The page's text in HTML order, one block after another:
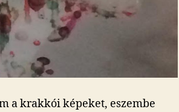
a krakkói képeket, eszembe